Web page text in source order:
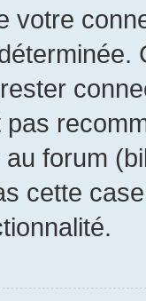
votre
pas
forum
cette